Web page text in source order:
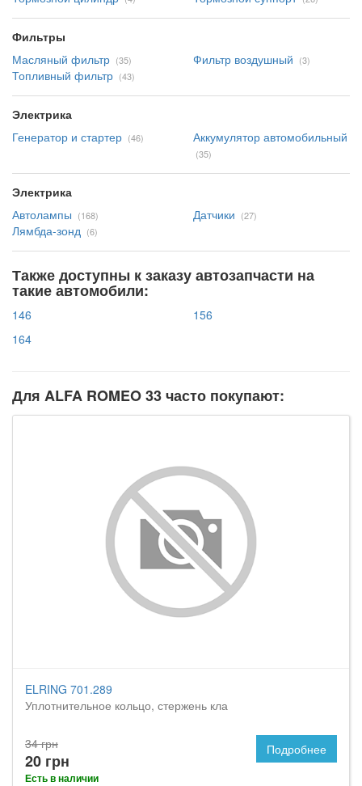
Фильтры
Масляный фильтр (35) Фильтр воздушный (3)
Топливный фильтр (43)
Электрика
Генератор и стартер (46) Аккумулятор автомобильный
(35)
Электрика
Автолампы (168) Датчики (27)
Лямбда-зонд (6)
Также доступны к заказу автозапчасти на
такие автомобили:
146
156
164
Для ALFA ROMEO 33 часто покупают:
ELRING 701.289
Уплотнительное кольцо, стержень кла
34 грн
20 грн
Есть в наличии
Подробнее